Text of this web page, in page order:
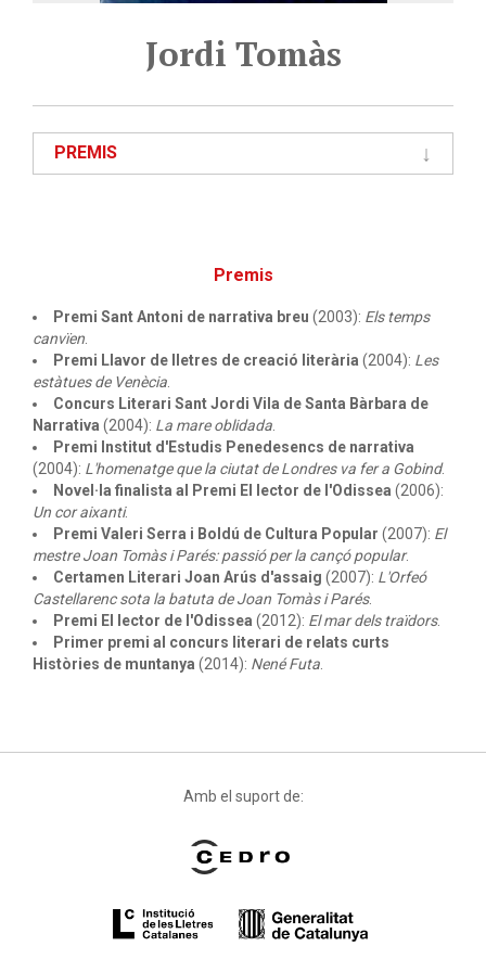
Jordi Tomàs
PREMIS
Premis
Premi Sant Antoni de narrativa breu (2003): Els temps
canvïen
Premi Llavor de lletres de creació literària (2004): Les
estàtues de Venècia
Concurs Literari Sant Jordi Vila de Santa Bàrbara de
Narrativa (2004): La mare oblidada
Premi Institut d'Estudis Penedesencs de narrativa
(2004): L'homenatge que la ciutat de Londres va fer a Gobind.
Novel·la finalista al Premi El lector de l'Odissea (2006):
Un cor aixanti.
Premi Valeri Serra i Boldú de Cultura Popular (2007): El
mestre Joan Tomàs i Parés: passió per la cançó popular.
Certamen Literari Joan Arús d'assaig (2007): L'Orfeó
Castellarenc sota la batuta de Joan Tomàs i Parés.
Premi El lector de l'Odissea (2012): El mar dels traïdors.
Primer premi al concurs literari de relats curts
Històries de muntanya (2014): Nené Futa
Amb el suport de: